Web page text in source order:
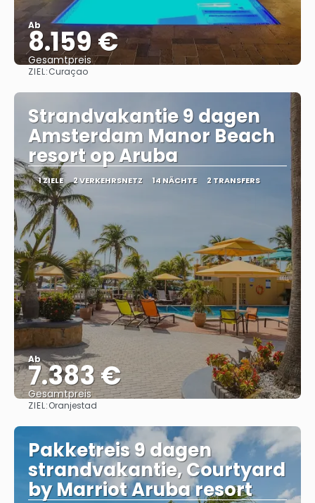
Ab
8.159 €
Gesamtpreis
ZIEL:Curaçao
Strandvakantie 9 dagen
Amsterdam Manor Beach
resort op Aruba
1 ZIELE 2 VERKEHRSNETZ 14 NÄCHTE 2 TRANSFERS
Ab
7.383 €
Gesamtpreis
ZIEL:Oranjestad
Pakketreis 9 dagen
strandvakantie, Courtyard
by Marriot Aruba resort